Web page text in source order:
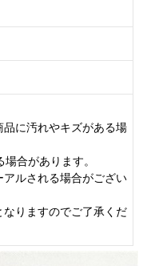
に汚れやキズがある場
合があります。
ルされる場合がござい
りますのでご了承くだ